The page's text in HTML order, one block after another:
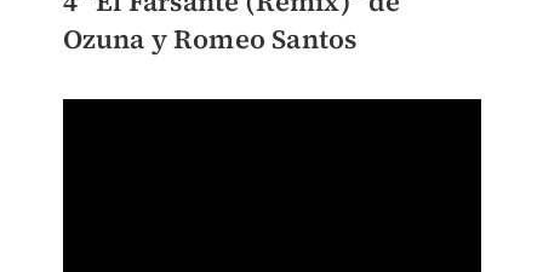
Ozuna y Romeo Santos